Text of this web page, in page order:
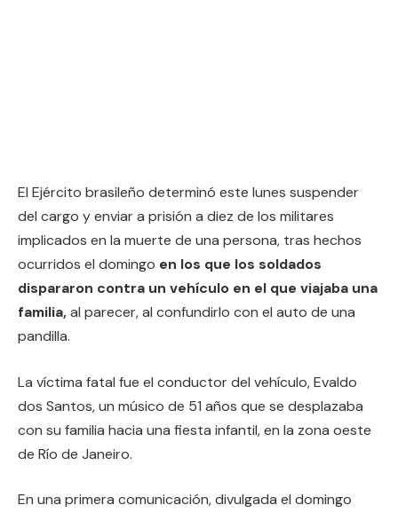
El Ejército brasileño determinó este lunes suspender
del cargo y enviar a prisión a diez de los militares
implicados en la muerte de una persona, tras hechos
ocurridos el domingo en los que los soldados
dispararon contra un vehículo en el que viajaba una
familia,al parecer, al confundirlo con el auto de una
pandilla.
La víctima fatal fue el conductor del vehículo, Evaldo
dos Santos, un músico de 51 años que se desplazaba
con su familia hacia una fiesta infantil, en la zona oeste
de Río de Janeiro.
En una primera comunicación, divulgada el domingo